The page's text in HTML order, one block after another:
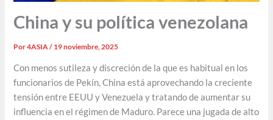
China y su política venezolana
Por4ASIA/ 19 noviembre, 2025
Con menos sutileza y discreción de la que es habitual en los
funcionarios de Pekín, China está aprovechando la creciente
tensión entre EEUU y Venezuela y tratando de aumentar su
influencia en el régimen de Maduro. Parece una jugada de alto